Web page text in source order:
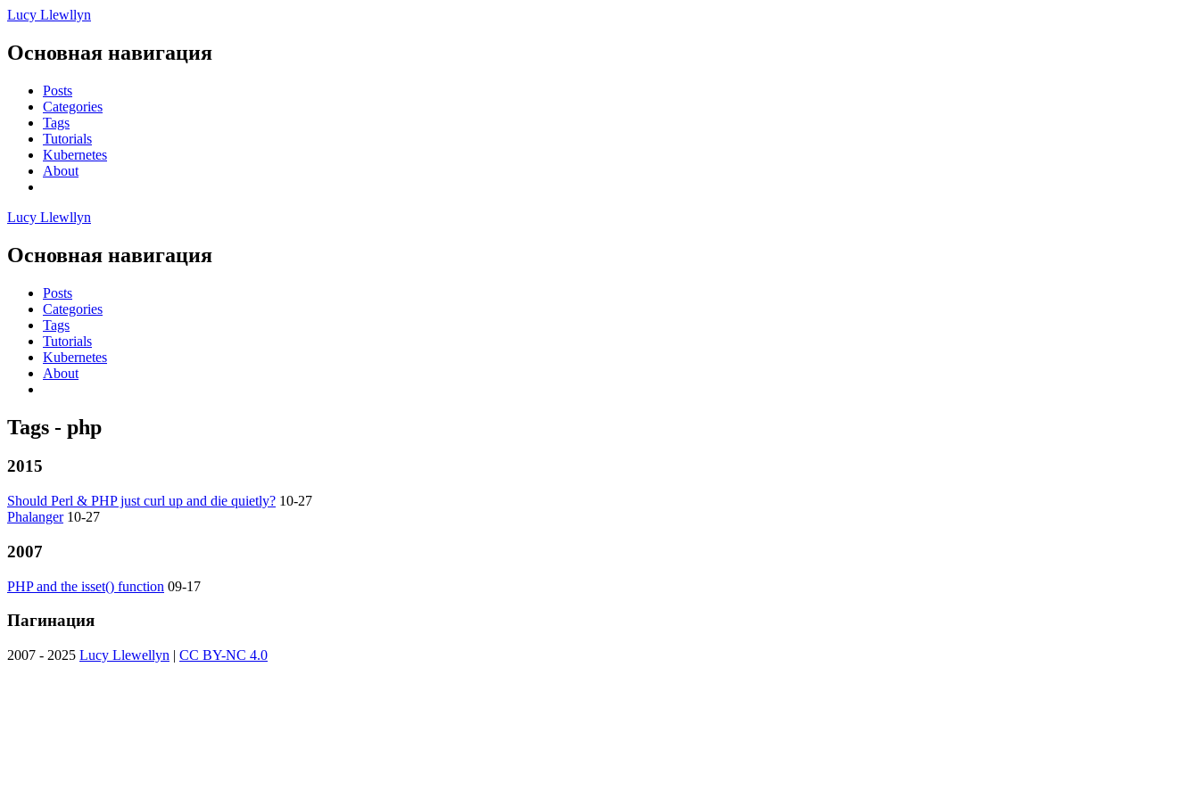
Lucy Llewllyn
Основная навигация
Posts
Categories
Tags
Tutorials
Kubernetes
About
Lucy Llewllyn
Основная навигация
Posts
Categories
Tags
Tutorials
Kubernetes
About
Tags - php
2015
Should Perl & PHP just curl up and die quietly? 10-27
Phalanger 10-27
2007
PHP and the isset() function 09-17
Пагинация
2007 - 2025 Lucy Llewellyn | CC BY-NC 4.0